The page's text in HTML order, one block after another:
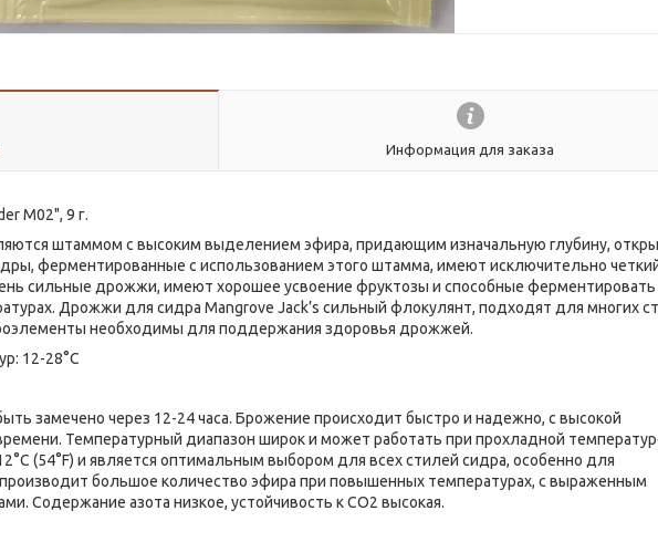
Информация для заказа
M02", 9 г.
штаммом с высоким выделением эфира, придающим изначальную глубину,
ферментированные с использованием этого штамма, имеют исключительно
сильные дрожжи, имеют хорошее усвоение фруктозы и способные ферментировать
Дрожжи для сидра Mangrove Jack’s сильный флокулянт, подходят для многих
необходимы для поддержания здоровья дрожжей.
12-28°C
замечено через 12-24 часа. Брожение происходит быстро и надежно, с высокой
Температурный диапазон широк и может работать при прохладной
(54°F) и является оптимальным выбором для всех стилей сидра, особенно для
большое количество эфира при повышенных температурах, с выраженным
Содержание азота низкое, устойчивость к СO2 высокая.